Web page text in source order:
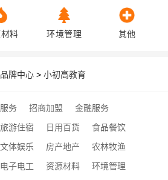
料 环境管理 其他
品牌中心 > 小初高教育
务 招商加盟
金融服务
旅游住宿 日用百货
食品餐饮
文体娱乐 房产地产
农林牧渔
电子电工 资源材料
环境管理